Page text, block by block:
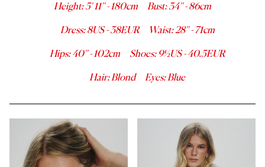
Height:5' 11''-180cm Bust:34''- 86cm
Dress:8US -38EUR Waist:28''-71cm
Hips:40''-102cm Shoes: 9½US -40.5EUR
Hair:Blond Eyes:Blue